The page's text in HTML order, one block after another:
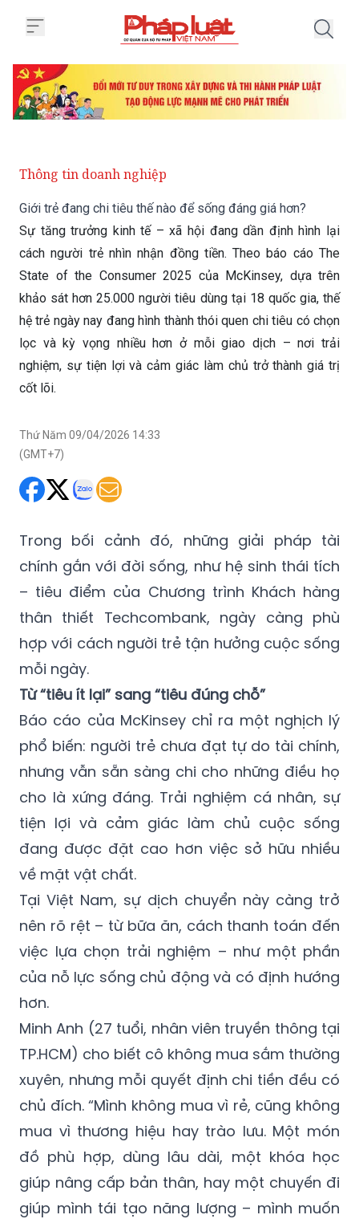
Thông tin doanh nghiệp
Giới trẻ đang chi tiêu thế nào để sống đáng giá hơn?
Sự tăng trưởng kinh tế – xã hội đang dần định hình lại
cách người trẻ nhìn nhận đồng tiền. Theo báo cáo The
State of the Consumer 2025 của McKinsey, dựa trên
khảo sát hơn 25.000 người tiêu dùng tại 18 quốc gia, thế
hệ trẻ ngày nay đang hình thành thói quen chi tiêu có chọn
lọc và kỳ vọng nhiều hơn ở mỗi giao dịch – nơi trải
nghiệm, sự tiện lợi và cảm giác làm chủ trở thành giá trị
cốt lõi.
Thứ Năm 09/04/2026 14:33
(GMT+7)
Trong bối cảnh đó, những giải pháp tài
chính gắn với đời sống, như hệ sinh thái tích
– tiêu điểm của Chương trình Khách hàng
thân thiết Techcombank, ngày càng phù
hợp với cách người trẻ tận hưởng cuộc sống
mỗi ngày.
Từ “tiêu ít lại” sang “tiêu đúng chỗ”
Báo cáo của McKinsey chỉ ra một nghịch lý
phổ biến: người trẻ chưa đạt tự do tài chính,
nhưng vẫn sẵn sàng chi cho những điều họ
cho là xứng đáng. Trải nghiệm cá nhân, sự
tiện lợi và cảm giác làm chủ cuộc sống
đang được đặt cao hơn việc sở hữu nhiều
về mặt vật chất.
Tại Việt Nam, sự dịch chuyển này càng trở
nên rõ rệt – từ bữa ăn, cách thanh toán đến
việc lựa chọn trải nghiệm – như một phần
của nỗ lực sống chủ động và có định hướng
hơn.
Minh Anh (27 tuổi, nhân viên truyền thông tại
TP.HCM) cho biết cô không mua sắm thường
xuyên, nhưng mỗi quyết định chi tiền đều có
chủ đích. “Mình không mua vì rẻ, cũng không
mua vì thương hiệu hay trào lưu. Một món
đồ phù hợp, dùng lâu dài, một khóa học
giúp nâng cấp bản thân, hay một chuyến đi
giúp mình tái tạo năng lượng – mình muốn